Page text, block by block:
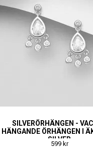
SILVERÖRHÄNGEN -
HÄNGANDE ÖRHÄNGEN I
SILVER
599 kr